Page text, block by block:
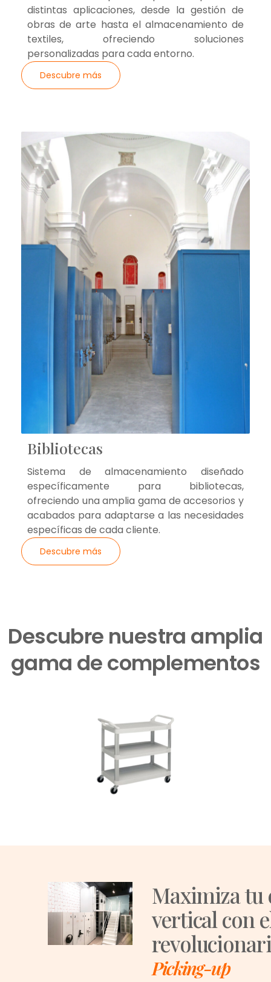
distintas aplicaciones, desde la gestión de
obras de arte hasta el almacenamiento de
textiles, ofreciendo soluciones
personalizadas para cada entorno.
Descubre más
Bibliotecas
Sistema de almacenamiento diseñado
específicamente para bibliotecas,
ofreciendo una amplia gama de accesorios y
acabados para adaptarse a las necesidades
específicas de cada cliente.
Descubre más
Descubre nuestra amplia
gama de complementos
Maximiza tu
vertical con
Picking-up